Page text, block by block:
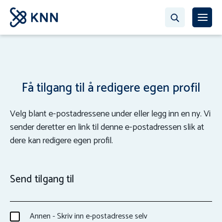
Få tilgang til å redigere egen profil
Velg blant e-postadressene under eller legg inn en ny. Vi
sender deretter en link til denne e-postadressen slik at
dere kan redigere egen profil.
Send tilgang til
Annen - Skriv inn e-postadresse selv